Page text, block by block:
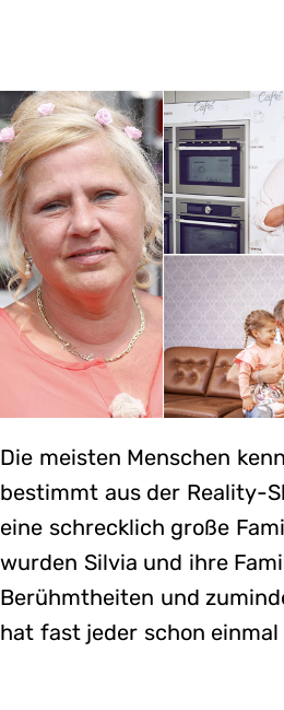
Die meisten Menschen
bestimmt aus der Reality-
eine schrecklich große
wurden Silvia und ihre
Berühmtheiten und
hat fast jeder schon einmal